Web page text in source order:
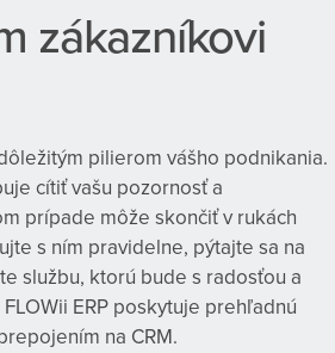
zákazníkovi
pilierom vášho podnikania.
cítiť vašu pozornosť a
prípade môže skončiť v rukách
s ním pravidelne, pýtajte sa na
službu, ktorú bude s radosťou a
ERP poskytuje prehľadnú
na CRM.